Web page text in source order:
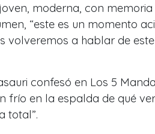
moderna, con
“este es un momento
volveremos a hablar de
confesó en Los 5
frío en la espalda de qué
total”.